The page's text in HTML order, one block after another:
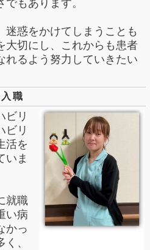
もあります。
迷惑をかけてしまうことも
大切にし、これからも患者
れるよう努力していきたい
職
ビリ
ビリ
活を
いま
就職
い病
かっ
、